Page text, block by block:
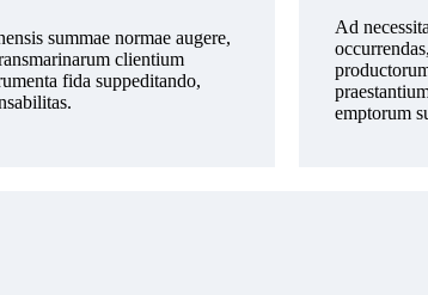
summae normae augere,
clientium
fida suppeditando,
Ad
emptorum